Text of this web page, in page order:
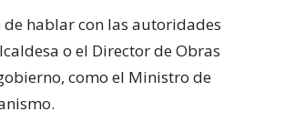
hablar con las autoridades
o el Director de Obras
como el Ministro de